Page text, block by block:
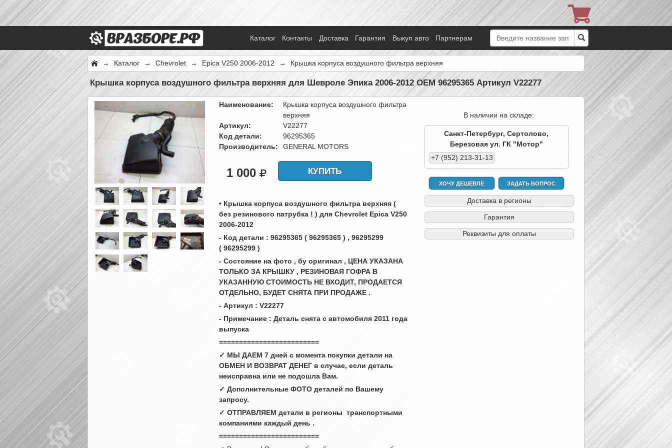
Каталог Контакты Доставка Гарантия Выкуп авто Партнерам
→ Каталог → Chevrolet → Epica V250 2006-2012 → Крышка корпуса воздушного фильтра верхняя
Крышка корпуса воздушного фильтра верхняя для Шевроле Эпика 2006-2012 OEM 96295365 Артикул V22277
Наименование:
Крышка корпуса воздушного фильтра
верхняя
Артикул:
V22277
Код детали:
96295365
Производитель:
GENERAL MOTORS
1 000 КУПИТЬ
• Крышка корпуса воздушного фильтра верхняя (
без резинового патрубка ! ) для Chevrolet Epica V250
2006-2012
- Код детали : 96295365 ( 96295365 ) , 96295299
( 96295299 )
- Состояние на фото , бу оригинал , ЦЕНА УКАЗАНА
ТОЛЬКО ЗА КРЫШКУ , РЕЗИНОВАЯ ГОФРА В
УКАЗАННУЮ СТОИМОСТЬ НЕ ВХОДИТ, ПРОДАЕТСЯ
ОТДЕЛЬНО, БУДЕТ СНЯТА ПРИ ПРОДАЖЕ .
- Артикул : V22277
- Примечание : Деталь снята с автомобиля 2011 года
выпуска
=========================
✓ МЫ ДАЕМ 7 дней с момента покупки детали на
ОБМЕН И ВОЗВРАТ ДЕНЕГ в случае, если деталь
неисправна или не подошла Вам.
✓ Дополнительные ФОТО деталей по Вашему
запросу.
✓ ОТПРАВЛЯЕМ детали в регионы транспортными
компаниями каждый день .
=========================
В наличии на складе:
Санкт-Петербург, Сертолово,
Березовая ул. ГК "Мотор"
+7 (952) 213-31-13
ХОЧУ ДЕШЕВЛЕ ЗАДАТЬ ВОПРОС
Доставка в регионы
Гарантия
Реквизиты для оплаты